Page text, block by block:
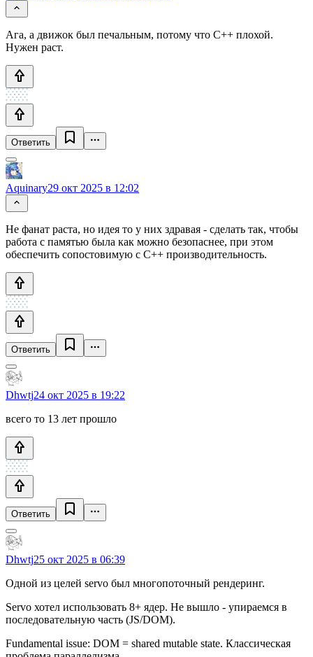
Ага, а движок был печальным, потому что С++ плохой.
Нужен раст.
Ответить
Aquinary29 окт 2025 в 12:02
Не фанат раста, но идея то у них здравая - сделать так, чтобы
работа с памятью была как можно безопаснее, при этом
обеспечить сопостовимую с C++ производительность.
Ответить
Dhwtj24 окт 2025 в 19:22
всего то 13 лет прошло
Ответить
Dhwtj25 окт 2025 в 06:39
Одной из целей servo был многопоточный рендеринг.
Servo хотел использовать 8+ ядер. Не вышло - упираемся в
последовательную часть (JS/DOM).
Fundamental issue: DOM = shared mutable state. Классическая